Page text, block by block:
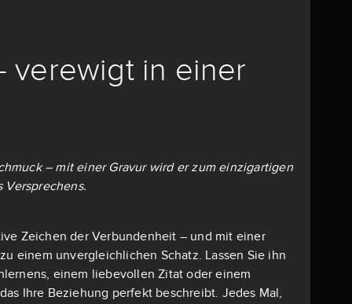
verewigt in einer
– mit einer Gravur wird er zum einzigartigen
Versprechens.
Zeichen der Verbundenheit – und mit einer
einem unvergleichlichen Schatz. Lassen Sie ihn
einem liebevollen Zitat oder einem
Ihre Beziehung perfekt beschreibt. Jedes Mal,